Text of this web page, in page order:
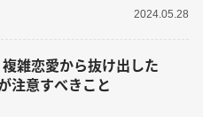
2024.05.28
雑恋愛から抜け出した
注意すべきこと